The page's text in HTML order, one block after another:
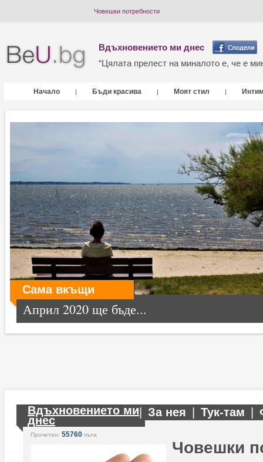
Човешки потребности
Вдъхновението ми днес
“Цялата прелест на миналото е, че е
Начало | Бъди красива | Моят стил |
Сама вкъщи
Април 2020 ще бъде...
Вдъхновението ми
днес
За нея Тук-там
Прочетен: 55760 пъти
Човешки